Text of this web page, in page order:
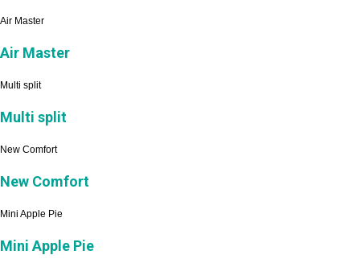
Air Master
Air Master
Multi split
Multi split
New Comfort
New Comfort
Mini Apple Pie
Mini Apple Pie